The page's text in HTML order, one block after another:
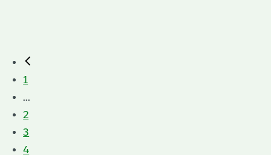
1
...
2
3
4